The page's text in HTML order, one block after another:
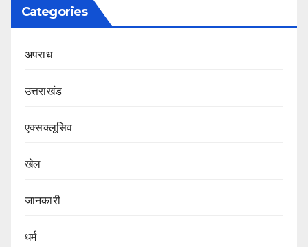
Categories
अपराध
उत्तराखंड
एक्सक्लूसिव
खेल
जानकारी
धर्म